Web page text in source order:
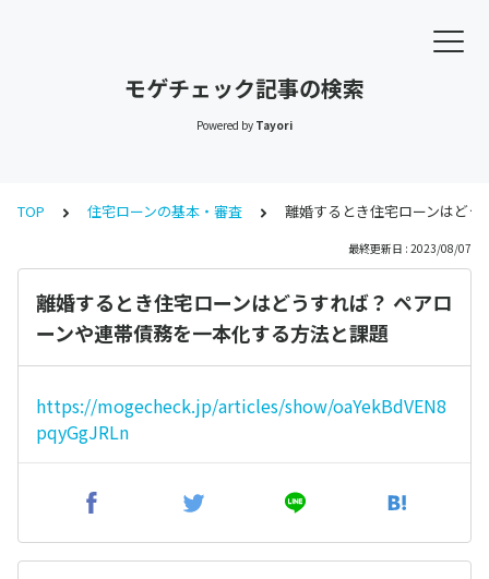
モゲチェック記事の検索
Powered by Tayori
TOP 住宅ローンの基本・審査 離婚するとき住宅ローンはど
最終更新日 : 2023/08/07
離婚するとき住宅ローンはどうすれば？ ペアロ
ーンや連帯債務を一本化する方法と課題
https://mogecheck.jp/articles/show/oaYekBdVEN8
pqyGgJRLn